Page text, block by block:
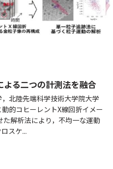
る二つの計測法を融合
北陸先端科学技術大学院大学
的コヒーレントX線回折イメー
た解析法により，不均一な運動
スケ...